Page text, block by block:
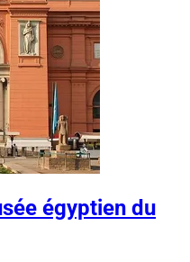
égyptien du